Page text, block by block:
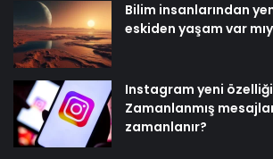
Bilim insanlarından
eskiden yaşam var
Instagram yeni
Zamanlanmış
zamanlanır?